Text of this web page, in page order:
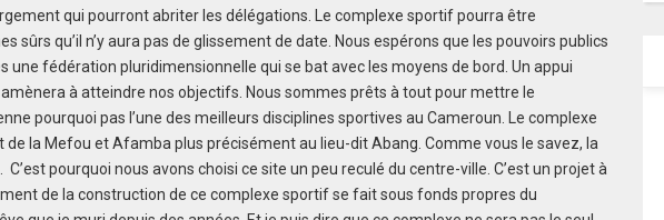
qui pourront abriter les délégations. Le complexe sportif pourra être
sûrs qu’il n’y aura pas de glissement de date. Nous espérons que les pouvoirs publics
une fédération pluridimensionnelle qui se bat avec les moyens de bord. Un appui
à atteindre nos objectifs. Nous sommes prêts à tout pour mettre le
pourquoi pas l’une des meilleurs disciplines sportives au Cameroun. Le complexe
la Mefou et Afamba plus précisément au lieu-dit Abang. Comme vous le savez, la
pourquoi nous avons choisi ce site un peu reculé du centre-ville. C’est un projet à
de la construction de ce complexe sportif se fait sous fonds propres du